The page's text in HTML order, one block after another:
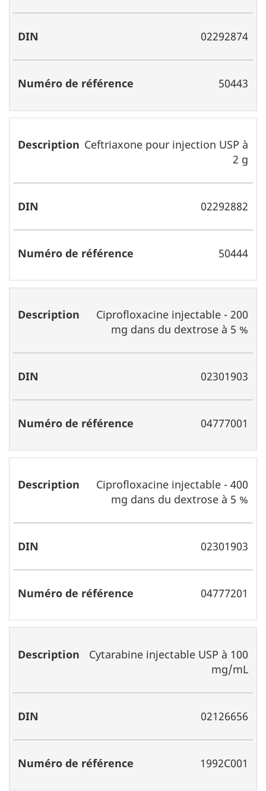
02292874
50443
Ceftriaxone pour injection USP à
2 g
02292882
50444
Ciprofloxacine injectable - 200
mg dans du dextrose à 5 %
02301903
04777001
Ciprofloxacine injectable - 400
mg dans du dextrose à 5 %
02301903
04777201
Cytarabine injectable USP à 100
mg/mL
02126656
1992C001